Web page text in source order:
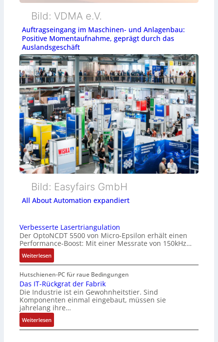
Bild: VDMA e.V.
Auftragseingang im Maschinen- und Anlagenbau:
Positive Momentaufnahme, geprägt durch das
Auslandsgeschäft
Bild: Easyfairs GmbH
All About Automation expandiert
Verbesserte Lasertriangulation
Der OptoNCDT 5500 von Micro-Epsilon erhält einen
Performance-Boost: Mit einer Messrate von 150kHz…
Weiterlesen:
V
e
r
b
e
s
s
e
Hutschienen-PC für raue Bedingungen
Das IT-Rückgrat der Fabrik
Die Industrie ist ein Gewohnheitstier. Sind
Komponenten einmal eingebaut, müssen sie
jahrelang ihre…
Weiterlesen:
D